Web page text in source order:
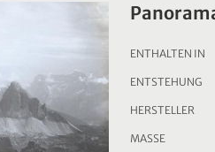
ENTHALTEN IN
ENTSTEHUNG
HERSTELLER
MASSE